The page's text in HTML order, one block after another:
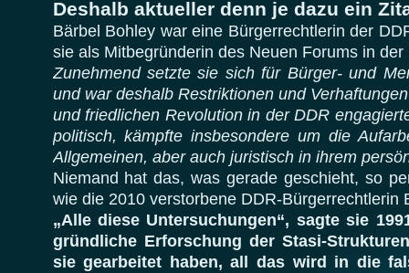
Deshalb aktueller denn je dazu ein
Bärbel Bohley war eine Bürgerrechtlerin der
sie als Mitbegründerin des Neuen Forums in der
Zunehmend setzte sie sich für Bürger- und
und war deshalb Restriktionen und
und friedlichen Revolution in der DDR
politisch, kämpfte insbesondere um die
Allgemeinen, aber auch juristisch in ihrem
Niemand hat das, was gerade geschieht, so
wie die 2010 verstorbene DDR-Bürgerrechtlerin
„Alle diese Untersuchungen“, sagte sie
gründliche Erforschung der Stasi-
sie gearbeitet haben, all das wird in die